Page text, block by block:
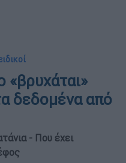
«βρυχάται»
δεδομένα από
- Που έχει